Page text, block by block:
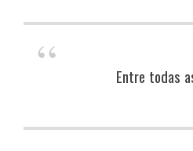
Entre todas